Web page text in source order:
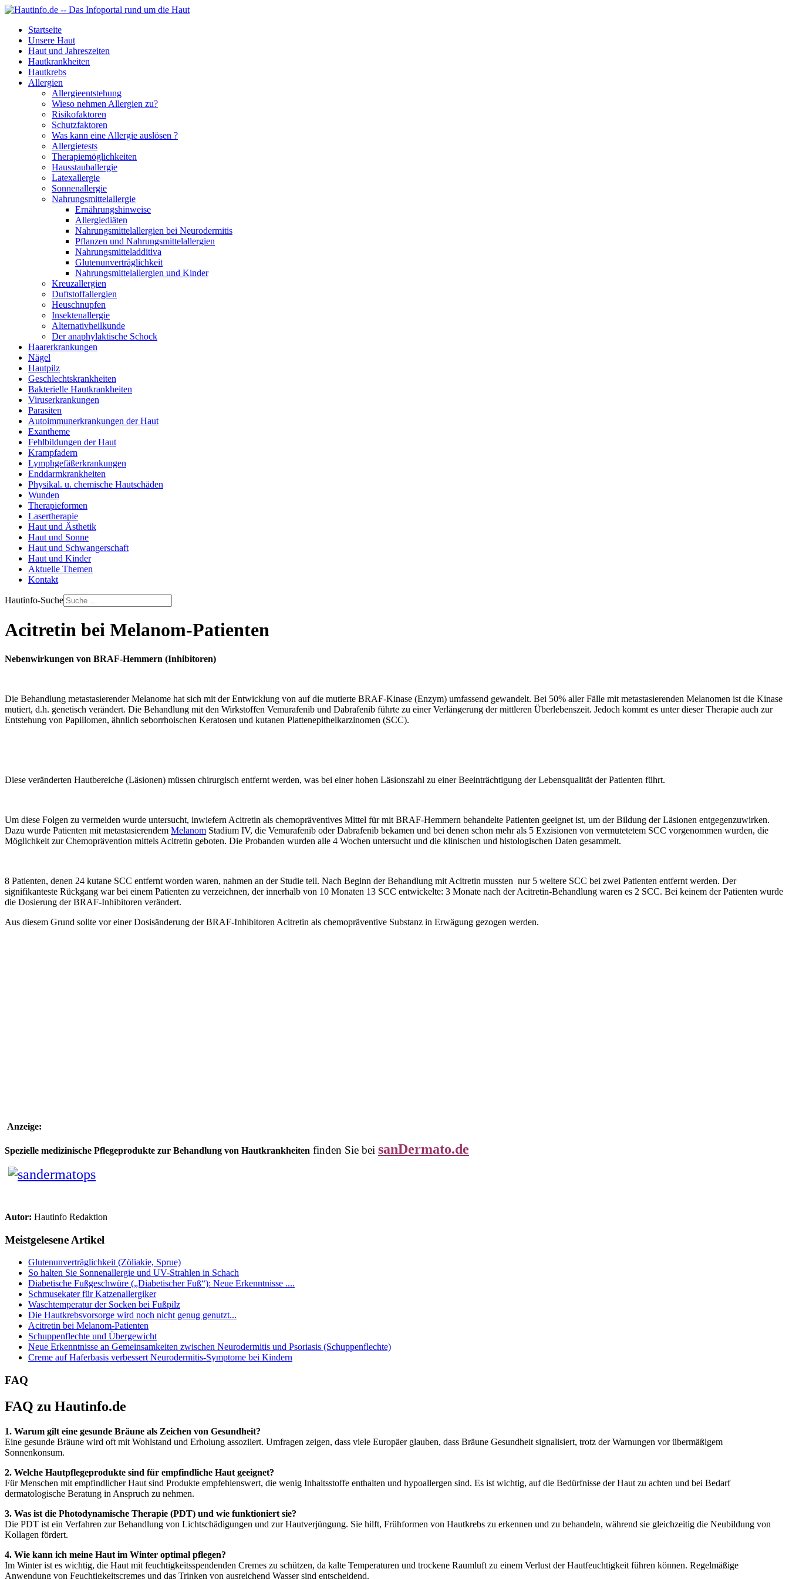
Startseite
Unsere Haut
Haut und Jahreszeiten
Hautkrankheiten
Hautkrebs
Allergien
Allergieentstehung
Wieso nehmen Allergien zu?
Risikofaktoren
Schutzfaktoren
Was kann eine Allergie auslösen ?
Allergietests
Therapiemöglichkeiten
Hausstauballergie
Latexallergie
Sonnenallergie
Nahrungsmittelallergie
Ernährungshinweise
Allergiediäten
Nahrungsmittelallergien bei Neurodermitis
Pflanzen und Nahrungsmittelallergien
Nahrungsmitteladditiva
Glutenunverträglichkeit
Nahrungsmittelallergien und Kinder
Kreuzallergien
Duftstoffallergien
Heuschnupfen
Insektenallergie
Alternativheilkunde
Der anaphylaktische Schock
Haarerkrankungen
Nägel
Hautpilz
Geschlechtskrankheiten
Bakterielle Hautkrankheiten
Viruserkrankungen
Parasiten
Autoimmunerkrankungen der Haut
Exantheme
Fehlbildungen der Haut
Krampfadern
Lymphgefäßerkrankungen
Enddarmkrankheiten
Physikal. u. chemische Hautschäden
Wunden
Therapieformen
Lasertherapie
Haut und Ästhetik
Haut und Sonne
Haut und Schwangerschaft
Haut und Kinder
Aktuelle Themen
Kontakt
Hautinfo-Suche
Acitretin bei Melanom-Patienten
Nebenwirkungen von BRAF-Hemmern (Inhibitoren)
Die Behandlung metastasierender Melanome hat sich mit der Entwicklung von auf die mutierte BRAF-Kinase (Enzym) umfassend gewandelt. Bei 50% aller Fälle mit metastasierenden Melanomen ist die Kinase
mutiert, d.h. genetisch verändert. Die Behandlung mit den Wirkstoffen Vemurafenib und Dabrafenib führte zu einer Verlängerung der mittleren Überlebenszeit. Jedoch kommt es unter dieser Therapie auch zur
Entstehung von Papillomen, ähnlich seborrhoischen Keratosen und kutanen Plattenepithelkarzinomen (SCC).
Diese veränderten Hautbereiche (Läsionen) müssen chirurgisch entfernt werden, was bei einer hohen Läsionszahl zu einer Beeinträchtigung der Lebensqualität der Patienten führt.
Um diese Folgen zu vermeiden wurde untersucht, inwiefern Acitretin als chemopräventives Mittel für mit BRAF-Hemmern behandelte Patienten geeignet ist, um der Bildung der Läsionen entgegenzuwirken.
Dazu wurde Patienten mit metastasierendem Melanom Stadium IV, die Vemurafenib oder Dabrafenib bekamen und bei denen schon mehr als 5 Exzisionen von vermutetetem SCC vorgenommen wurden, die
Möglichkeit zur Chemoprävention mittels Acitretin geboten. Die Probanden wurden alle 4 Wochen untersucht und die klinischen und histologischen Daten gesammelt.
8 Patienten, denen 24 kutane SCC entfernt worden waren, nahmen an der Studie teil. Nach Beginn der Behandlung mit Acitretin mussten nur 5 weitere SCC bei zwei Patienten entfernt werden. Der
signifikanteste Rückgang war bei einem Patienten zu verzeichnen, der innerhalb von 10 Monaten 13 SCC entwickelte: 3 Monate nach der Acitretin-Behandlung waren es 2 SCC. Bei keinem der Patienten wurde
die Dosierung der BRAF-Inhibitoren verändert.
Aus diesem Grund sollte vor einer Dosisänderung der BRAF-Inhibitoren Acitretin als chemopräventive Substanz in Erwägung gezogen werden.
Anzeige:
Spezielle medizinische Pflegeprodukte zur Behandlung von Hautkrankheiten finden Sie bei sanDermato.de
Autor: Hautinfo Redaktion
Meistgelesene Artikel
Glutenunverträglichkeit (Zöliakie, Sprue)
So halten Sie Sonnenallergie und UV-Strahlen in Schach
Diabetische Fußgeschwüre („Diabetischer Fuß“): Neue Erkenntnisse ....
Schmusekater für Katzenallergiker
Waschtemperatur der Socken bei Fußpilz
Die Hautkrebsvorsorge wird noch nicht genug genutzt...
Acitretin bei Melanom-Patienten
Schuppenflechte und Übergewicht
Neue Erkenntnisse an Gemeinsamkeiten zwischen Neurodermitis und Psoriasis (Schuppenflechte)
Creme auf Haferbasis verbessert Neurodermitis-Symptome bei Kindern
FAQ
FAQ zu Hautinfo.de
1. Warum gilt eine gesunde Bräune als Zeichen von Gesundheit?
Eine gesunde Bräune wird oft mit Wohlstand und Erholung assoziiert. Umfragen zeigen, dass viele Europäer glauben, dass Bräune Gesundheit signalisiert, trotz der Warnungen vor übermäßigem
Sonnenkonsum.
2. Welche Hautpflegeprodukte sind für empfindliche Haut geeignet?
Für Menschen mit empfindlicher Haut sind Produkte empfehlenswert, die wenig Inhaltsstoffe enthalten und hypoallergen sind. Es ist wichtig, auf die Bedürfnisse der Haut zu achten und bei Bedarf
dermatologische Beratung in Anspruch zu nehmen.
3. Was ist die Photodynamische Therapie (PDT) und wie funktioniert sie?
Die PDT ist ein Verfahren zur Behandlung von Lichtschädigungen und zur Hautverjüngung. Sie hilft, Frühformen von Hautkrebs zu erkennen und zu behandeln, während sie gleichzeitig die Neubildung von
Kollagen fördert.
4. Wie kann ich meine Haut im Winter optimal pflegen?
Im Winter ist es wichtig, die Haut mit feuchtigkeitsspendenden Cremes zu schützen, da kalte Temperaturen und trockene Raumluft zu einem Verlust der Hautfeuchtigkeit führen können. Regelmäßige
Anwendung von Feuchtigkeitscremes und das Trinken von ausreichend Wasser sind entscheidend.